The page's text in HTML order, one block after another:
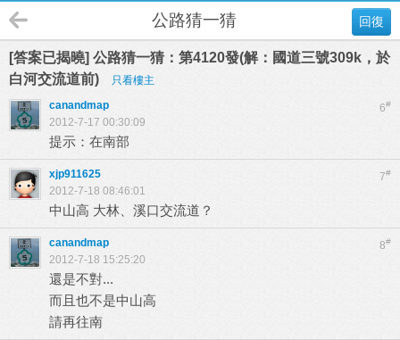
回復
公路猜一猜
[答案已揭曉] 公路猜一猜：第4120發(解：國道三號309k，於
白河交流道前)
只看樓主
6#
canandmap
2012-7-17 00:30:09
提示：在南部
7#
xjp911625
2012-7-18 08:46:01
中山高 大林、溪口交流道？
8#
canandmap
2012-7-18 15:25:20
還是不對...
而且也不是中山高
請再往南